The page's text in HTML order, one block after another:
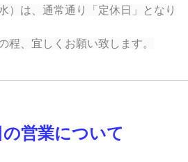
）は、通常通り「定休日」となり
程、宜しくお願い致します。
営業について